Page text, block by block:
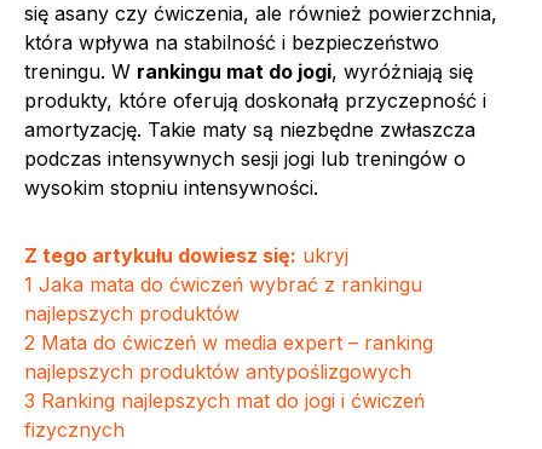
się asany czy ćwiczenia, ale również powierzchnia,
która wpływa na stabilność i bezpieczeństwo
treningu. W rankingu mat do jogi, wyróżniają się
produkty, które oferują doskonałą przyczepność i
amortyzację. Takie maty są niezbędne zwłaszcza
podczas intensywnych sesji jogi lub treningów o
wysokim stopniu intensywności.
Z tego artykułu dowiesz się: ukryj
1 Jaka mata do ćwiczeń wybrać z rankingu
najlepszych produktów
2 Mata do ćwiczeń w media expert – ranking
najlepszych produktów antypoślizgowych
3 Ranking najlepszych mat do jogi i ćwiczeń
fizycznych